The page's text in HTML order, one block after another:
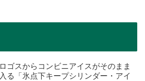
ロゴスからコンビニアイスがそのまま
入る「氷点下キープシリンダー・アイ